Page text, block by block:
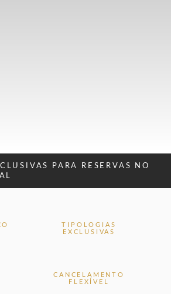
PARA RESERVAS NO
TIPOLOGIAS
EXCLUSIVAS
CANCELAMENTO
FLEXÍVEL